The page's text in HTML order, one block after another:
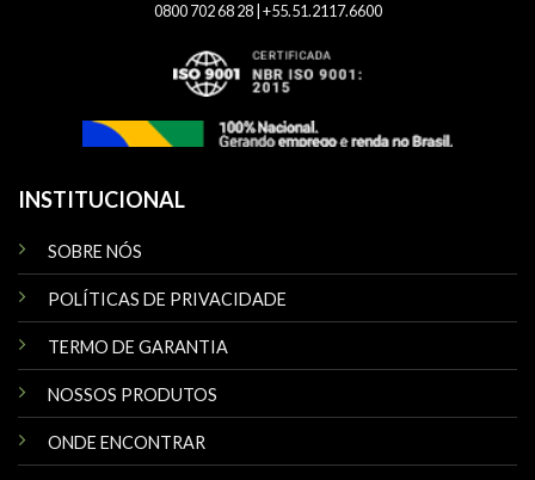
0800 702 68 28 | +55.51.2117.6600
INSTITUCIONAL
SOBRE NÓS
POLÍTICAS DE PRIVACIDADE
TERMO DE GARANTIA
NOSSOS PRODUTOS
ONDE ENCONTRAR